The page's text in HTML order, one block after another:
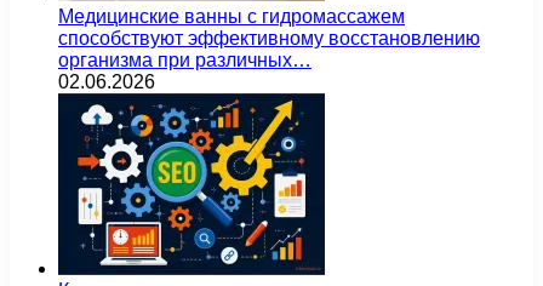
Медицинские ванны с гидромассажем
способствуют эффективному восстановлению
организма при различных…
02.06.2026